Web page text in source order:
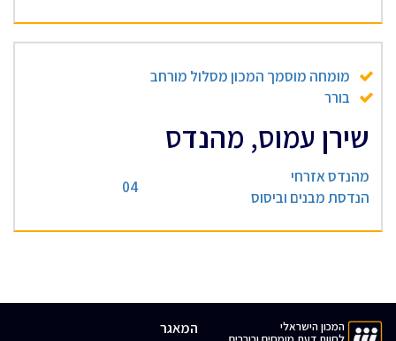
מומחה מוסמך המכון מסלול מורחב
בורר
שירן עמוס, מהנדס
מהנדס אזרחי
הנדסת מבנים וביסוס
04
המכון הישראלי
המאגר